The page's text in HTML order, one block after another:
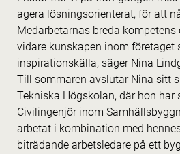
agera lösningsorienterat, för att
Medarbetarnas breda
vidare kunskapen inom företaget
inspirationskälla, säger Nina
Till sommaren avslutar Nina sitt
Tekniska Högskolan, där hon har
Civilingenjör inom
arbetat i kombination med
biträdande arbetsledare på ett